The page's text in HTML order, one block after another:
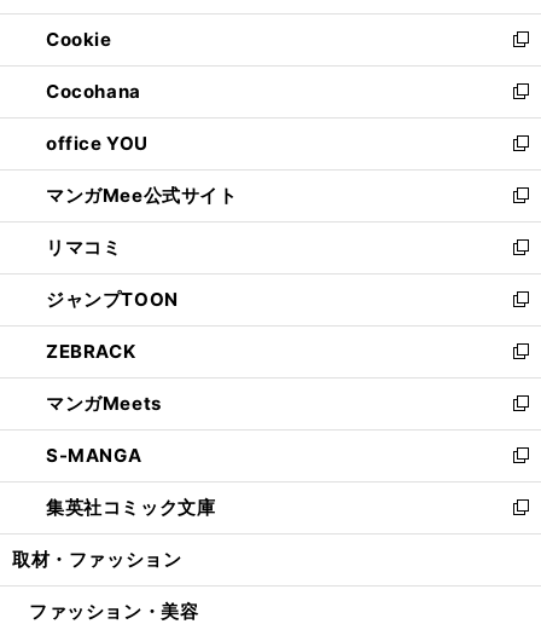
開
く
ウ
で
開
く
ン
ド
ウ
で
開
く
ウ
ィ
ン
ド
ウ
で
開
く
Cookie
新
し
い
ウ
ィ
ン
ド
ウ
で
開
く
Cocohana
新
し
い
ウ
ィ
ン
ド
ウ
で
開
く
office YOU
新
し
い
ウ
ィ
ン
ド
ウ
で
開
く
マンガMee公式サイト
新
し
い
ウ
ィ
ン
ド
ウ
で
開
く
リマコミ
新
し
い
ウ
ィ
ン
ド
ウ
で
開
く
ジャンプTOON
新
し
い
ウ
ィ
ン
ド
ウ
で
開
ZEBRACK
新
し
い
ウ
ィ
ン
ド
ウ
開
マンガMeets
新
し
い
ウ
ィ
ン
ウ
S-MANGA
新
し
い
ウ
ン
集英社コミック文庫
新
し
ウ
取材・ファッション
ファッション・美容